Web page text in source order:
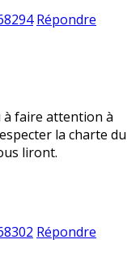
Répondre
à faire attention à
la charte du
liront.
Répondre